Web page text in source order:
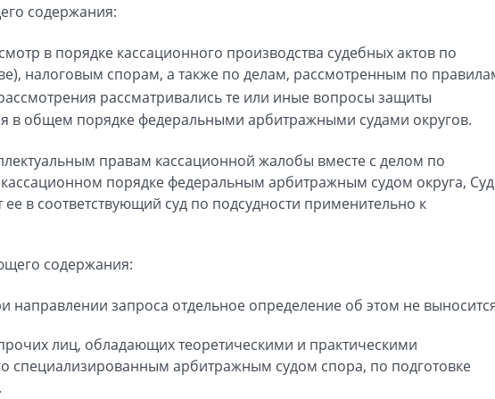
содержания:
в порядке кассационного производства судебных актов по
налоговым спорам, а также по делам, рассмотренным по
рассматривались те или иные вопросы защиты
в общем порядке федеральными арбитражными судами округов.
правам кассационной жалобы вместе с делом по
порядке федеральным арбитражным судом округа, Суд
в соответствующий суд по подсудности применительно к
содержания:
направлении запроса отдельное определение об этом не
лиц, обладающих теоретическими и практическими
специализированным арбитражным судом спора, по подготовке